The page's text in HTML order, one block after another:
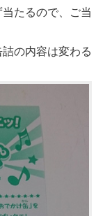
たるので、ご当
の内容は変わる